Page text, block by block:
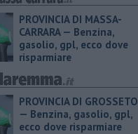
PROVINCIA DI MASSA-
CARRARA — ​Benzina,
gasolio, gpl, ecco dove
risparmiare
PROVINCIA DI GROSSETO
— ​Benzina, gasolio, gpl,
ecco dove risparmiare